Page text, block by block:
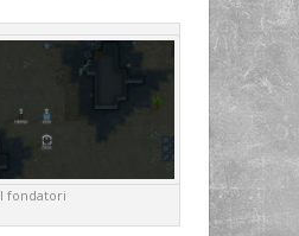
I fondatori